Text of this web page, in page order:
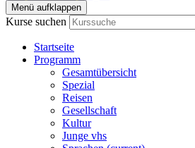
Menü aufklappen
Kurse suchen
Startseite
Programm
Gesamtübersicht
Spezial
Reisen
Gesellschaft
Kultur
Junge vhs